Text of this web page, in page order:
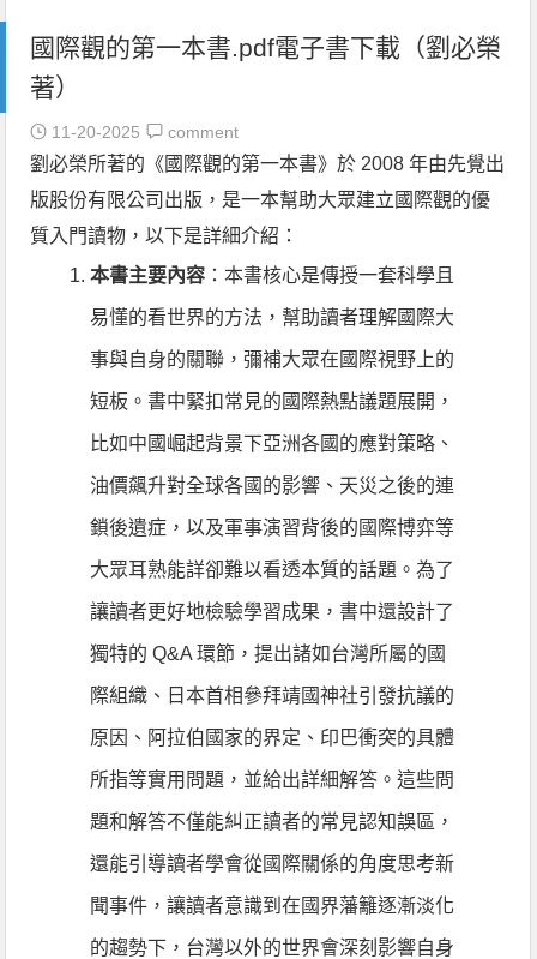
國際觀的第一本書.pdf電子書下載（劉必榮
著）
11-20-2025 comment
劉必榮所著的《國際觀的第一本書》於 2008 年由先覺出
版股份有限公司出版，是一本幫助大眾建立國際觀的優
質入門讀物，以下是詳細介紹：
本書主要內容 ：本書核心是傳授一套科學且
易懂的看世界的方法，幫助讀者理解國際大
事與自身的關聯，彌補大眾在國際視野上的
短板。書中緊扣常見的國際熱點議題展開，
比如中國崛起背景下亞洲各國的應對策略、
油價飆升對全球各國的影響、天災之後的連
鎖後遺症，以及軍事演習背後的國際博弈等
大眾耳熟能詳卻難以看透本質的話題。為了
讓讀者更好地檢驗學習成果，書中還設計了
獨特的 Q&A 環節，提出諸如台灣所屬的國
際組織、日本首相參拜靖國神社引發抗議的
原因、阿拉伯國家的界定、印巴衝突的具體
所指等實用問題，並給出詳細解答。這些問
題和解答不僅能糾正讀者的常見認知誤區，
還能引導讀者學會從國際關係的角度思考新
聞事件，讓讀者意識到在國界藩籬逐漸淡化
的趨勢下，台灣以外的世界會深刻影響自身